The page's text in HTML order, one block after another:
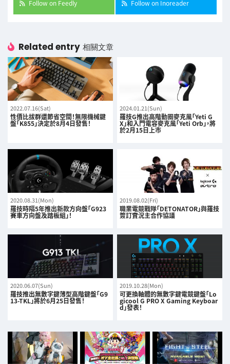
Follow on Feedly Follow on Inoreader
Related entry 相關文章
2022.07.16(Sat)
性價比拔群還節省空間！無限機械鍵
盤「K855」決定於8月4日發售！
2024.01.21(Sun)
羅技G推出高階動圈麥克風「Yeti G
X」和入門電容麥克風「Yeti Orb」，將
於2月15日上市
2020.08.31(Mon)
羅技時隔5年推出新款方向盤「G923
賽車方向盤及踏板組」！
2019.08.02(Fri)
職業電競戰隊「DETONATOR」與羅技
簽訂實況主合作協議
2020.06.07(Sun)
羅技推出無數字鍵薄型高階鍵盤「G9
13-TKL」將於6月25日發售！
2019.10.28(Mon)
可更換軸體的無數字鍵電競鍵盤「Lo
gicool G PRO X Gaming Keyboar
d」發表！